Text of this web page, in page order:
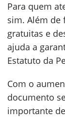
Para quem
sim. Além de
gratuitas e
ajuda a
Estatuto da
Com o
documento
importante